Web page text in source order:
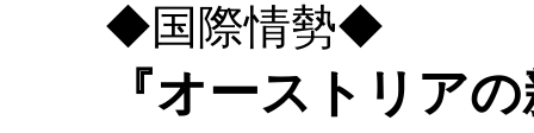
◆国際情勢◆
『オーストリア